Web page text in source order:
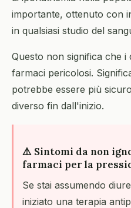
importante, ottenuto con
in qualsiasi studio del
Questo non significa che i
farmaci pericolosi.
potrebbe essere più
diverso fin dall'inizio.
⚠️ Sintomi da non
farmaci per la
Se stai assumendo
iniziato una terapia